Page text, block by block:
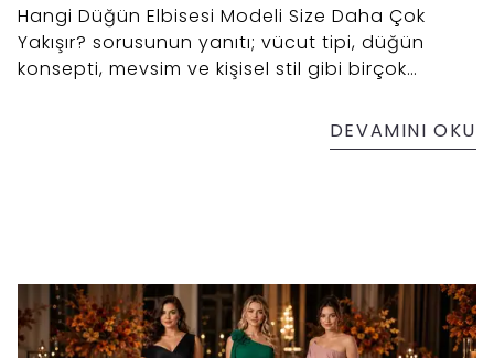
Hangi Düğün Elbisesi Modeli Size Daha Çok
Yakışır? sorusunun yanıtı; vücut tipi, düğün
konsepti, mevsim ve kişisel stil gibi birçok
modele, prenses kesimden sade ve modern
tasarımlara kadar farklı düğün elbisesi
DEVAMINI OKU